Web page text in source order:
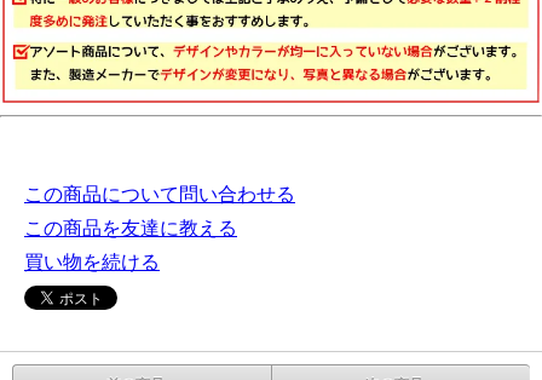
この商品について問い合わせる
この商品を友達に教える
買い物を続ける